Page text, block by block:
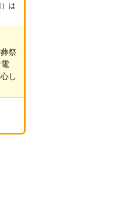
は
祭
し